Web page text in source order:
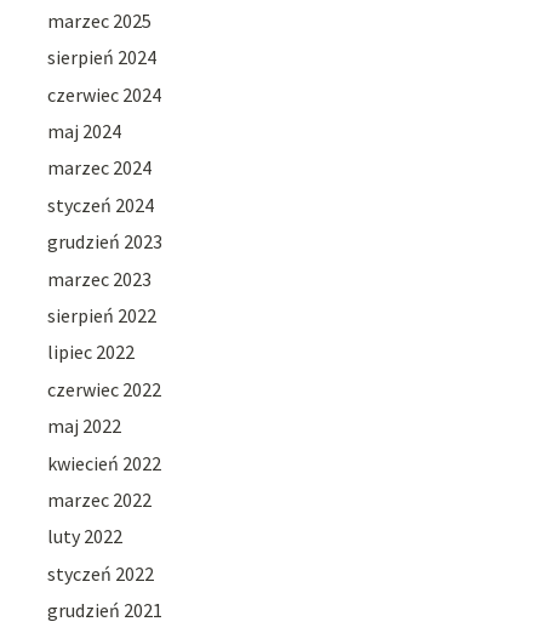
marzec 2025
sierpień 2024
czerwiec 2024
maj 2024
marzec 2024
styczeń 2024
grudzień 2023
marzec 2023
sierpień 2022
lipiec 2022
czerwiec 2022
maj 2022
kwiecień 2022
marzec 2022
luty 2022
styczeń 2022
grudzień 2021